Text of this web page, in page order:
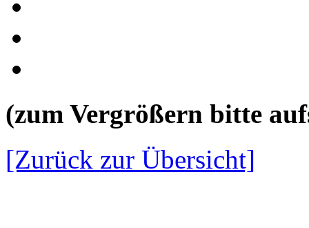
(zum Vergrößern bitte
[Zurück zur Übersicht]